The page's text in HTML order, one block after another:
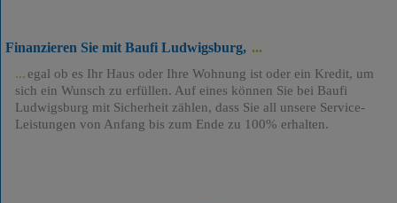
Finanzieren Sie mit Baufi Ludwigsburg,
egal ob es Ihr Haus oder Ihre Wohnung ist oder ein Kredit, um
sich ein Wunsch zu erfüllen. Auf eines können Sie bei Baufi
Ludwigsburg mit Sicherheit zählen, dass Sie all unsere Service-
Leistungen von Anfang bis zum Ende zu 100% erhalten.